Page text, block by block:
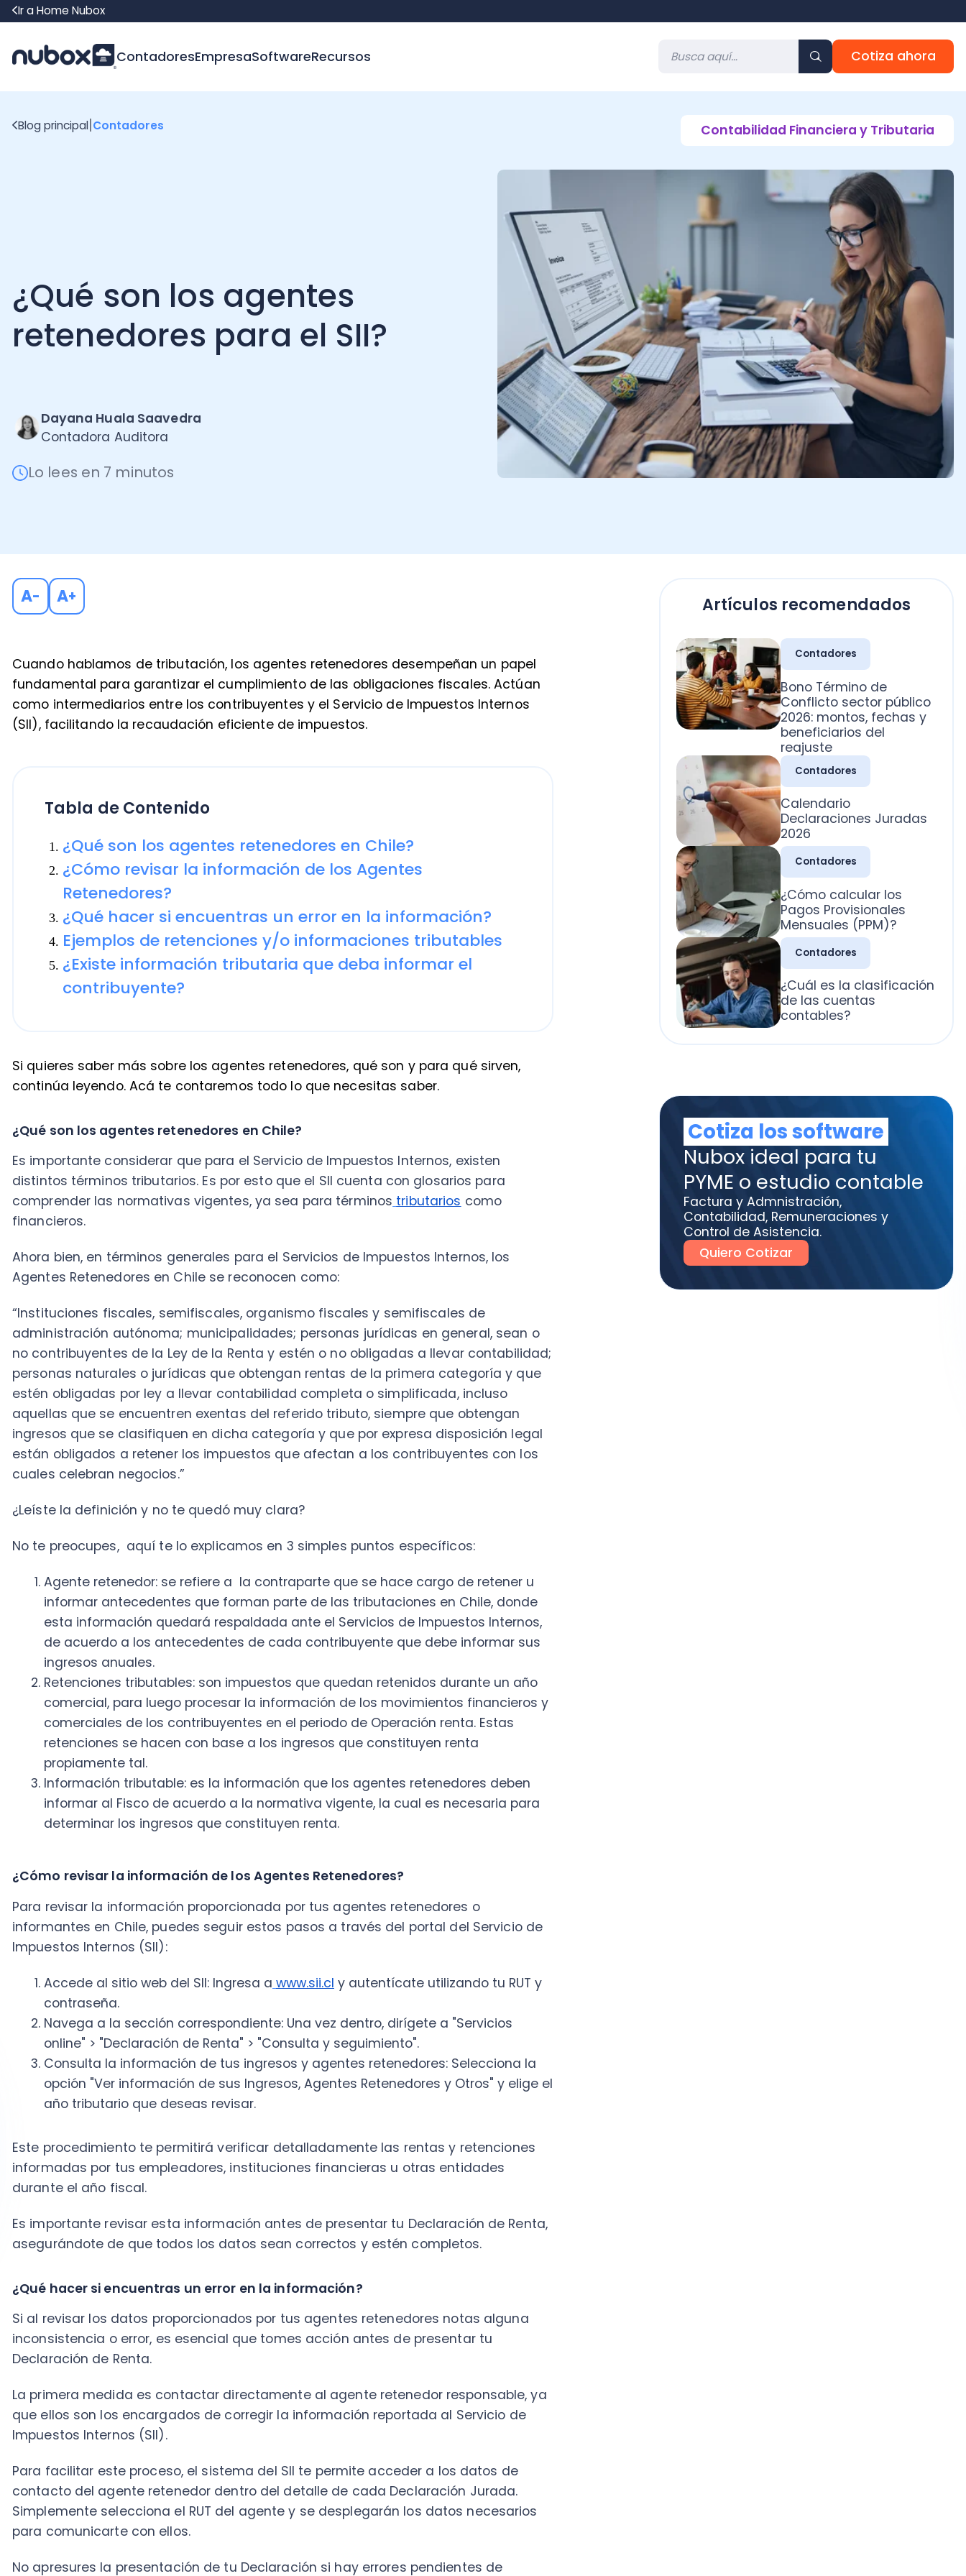
Ir a Home Nubox
ContadoresEmpresaSoftwareRecursos Cotiza ahora
retenedores para el SII?
Lo lees en 7 minutos
Contabilidad Financiera y Tributaria
Cuando hablamos de tributación, los agentes retenedores desempeñan un papel
(SII), facilitando la recaudación eficiente de impuestos.
Tabla de Contenido
Retenedores?
Ejemplos de retenciones y/o informaciones tributables
¿Existe información tributaria que deba informar el
contribuyente?
Si quieres saber más sobre los agentes retenedores, qué son y para qué sirven,
continúa leyendo. Acá te contaremos todo lo que necesitas saber.
distintos términos tributarios. Es por esto que el SII cuenta con glosarios para
comprender las normativas vigentes, ya sea para términos tributarioscomo
Ahora bien, en términos generales para el Servicios de Impuestos Internos, los
Agentes Retenedores en Chile se reconocen como:
“Instituciones fiscales, semifiscales, organismo fiscales y semifiscales de
administración autónoma; municipalidades; personas jurídicas en general, sean o
no contribuyentes de la Ley de la Renta y estén o no obligadas a llevar contabilidad;
personas naturales o jurídicas que obtengan rentas de la primera categoría y que
estén obligadas por ley a llevar contabilidad completa o simplificada, incluso
aquellas que se encuentren exentas del referido tributo, siempre que obtengan
están obligados a retener los impuestos que afectan a los contribuyentes con los
cuales celebran negocios.”
¿Leíste la definición y no te quedó muy clara?
No te preocupes, aquí te lo explicamos en 3 simples puntos específicos:
Agente retenedor: se refiere a la contraparte que se hace cargo de retener u
informar antecedentes que forman parte de las tributaciones en Chile, donde
esta información quedará respaldada ante el Servicios de Impuestos Internos,
ingresos anuales.
comercial, para luego procesar la información de los movimientos financieros y
retenciones se hacen con base a los ingresos que constituyen renta
propiamente tal.
Información tributable: es la información que los agentes retenedores deben
informar al Fisco de acuerdo a la normativa vigente, la cual es necesaria para
determinar los ingresos que constituyen renta.
¿Cómo revisar la información de los Agentes Retenedores?
Para revisar la información proporcionada por tus agentes retenedores o
informantes en Chile, puedes seguir estos pasos a través del portal del Servicio de
Impuestos Internos (SII):​
Accede al sitio web del SII: Ingresa a www.sii.cly autentícate utilizando tu RUT y
contraseña.​
Consulta la información de tus ingresos y agentes retenedores: Selecciona la
año tributario que deseas revisar.​
Este procedimiento te permitirá verificar detalladamente las rentas y retenciones
durante el año fiscal.
Es importante revisar esta información antes de presentar tu Declaración de Renta,
asegurándote de que todos los datos sean correctos y estén completos.
¿Qué hacer si encuentras un error en la información?
Si al revisar los datos proporcionados por tus agentes retenedores notas alguna
Declaración de Renta.
La primera medida es contactar directamente al agente retenedor responsable, ya
que ellos son los encargados de corregir la información reportada al Servicio de
Para facilitar este proceso, el sistema del SII te permite acceder a los datos de
Simplemente selecciona el RUT del agente y se desplegarán los datos necesarios
No apresures la presentación de tu Declaración si hay errores pendientes de
corregir. Si lo haces sin que la información haya sido rectificada, el SII generará una
rectificación posterior y posibles demoras en el proceso.
Para evitar inconvenientes, asegúrate de que todos los datos sean correctos antes
de enviar tu declaración.
Mantener actualizada y verificada esta información garantiza un proceso de
declaración de impuestos más fluido y reduce la posibilidad de errores o
inconvenientes futuros.
Artículos recomendados
Contadores
Conflicto sector público
2026: montos, fechas y
beneficiarios del
reajuste
Contadores
Calendario
Declaraciones Juradas
2026
Contadores
¿Cómo calcular los
Pagos Provisionales
Mensuales (PPM)?
¿Cuál es la clasificación
de las cuentas
contables?
Cotiza los software
Factura y Admnistración,
Contabilidad, Remuneraciones y
Control de Asistencia.
Quiero Cotizar